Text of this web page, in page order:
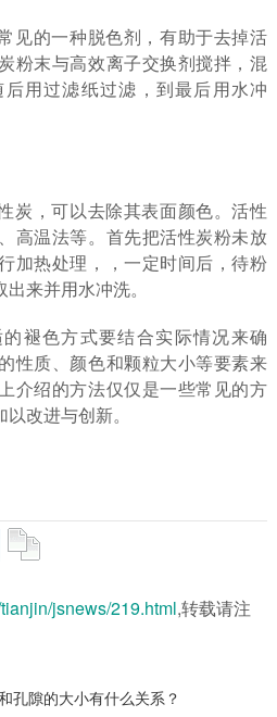
见的一种脱色剂，有助于去掉活
粉末与高效离子交换剂搅拌，混
用过滤纸过滤，到最后用水冲
炭，可以去除其表面颜色。活性
高温法等。首先把活性炭粉未放
加热处理，，一定时间后，待粉
来并用水冲洗。
褪色方式要结合实际情况来确
性质、颜色和颗粒大小等要素来
介绍的方法仅仅是一些常见的方
改进与创新。
jsnews/219.html,转载请注
孔隙的大小有什么关系？